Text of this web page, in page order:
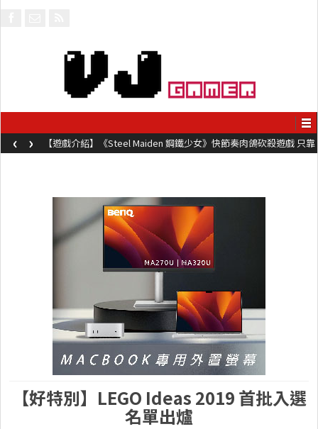
【遊戲介紹】《Steel Maiden 鋼鐵少女》快節奏肉鴿砍殺遊戲 只靠
兩鍵操作動作極致流暢試玩上架中
‹ ›
【好特別】LEGO Ideas 2019 首批入選
名單出爐